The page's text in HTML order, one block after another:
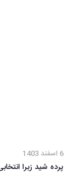
6 اسفند 1403
پرده شید زبرا